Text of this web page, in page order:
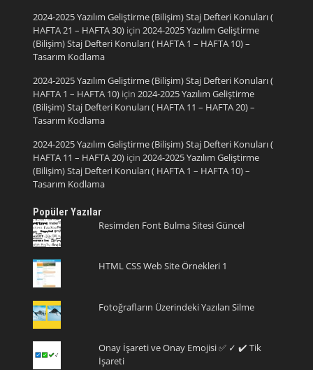
2024-2025 Yazılım Geliştirme (Bilişim) Staj Defteri Konuları (
HAFTA 21 – HAFTA 30)için 2024-2025 Yazılım Geliştirme
(Bilişim) Staj Defteri Konuları ( HAFTA 1 – HAFTA 10) –
Tasarım Kodlama
2024-2025 Yazılım Geliştirme (Bilişim) Staj Defteri Konuları (
HAFTA 1 – HAFTA 10)için 2024-2025 Yazılım Geliştirme
(Bilişim) Staj Defteri Konuları ( HAFTA 11 – HAFTA 20) –
Tasarım Kodlama
2024-2025 Yazılım Geliştirme (Bilişim) Staj Defteri Konuları (
HAFTA 11 – HAFTA 20)için 2024-2025 Yazılım Geliştirme
(Bilişim) Staj Defteri Konuları ( HAFTA 1 – HAFTA 10) –
Tasarım Kodlama
Popüler Yazılar
Resimden Font Bulma Sitesi Güncel
HTML CSS Web Site Örnekleri 1
Fotoğrafların Üzerindeki Yazıları Silme
Onay İşareti ve Onay Emojisi ✅ ✓ ✔️ Tik
İşareti